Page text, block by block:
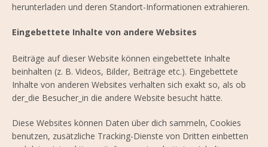
herunterladen und deren Standort-Informationen extrahieren.
Eingebettete Inhalte von andere Websites
Beiträge auf dieser Website können eingebettete Inhalte
beinhalten (z. B. Videos, Bilder, Beiträge etc.). Eingebettete
Inhalte von anderen Websites verhalten sich exakt so, als ob
der_die Besucher_in die andere Website besucht hätte.
Diese Websites können Daten über dich sammeln, Cookies
benutzen, zusätzliche Tracking-Dienste von Dritten einbetten